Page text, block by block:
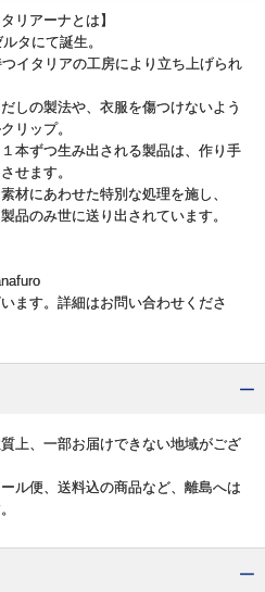
リアーナとは】
タにて誕生。
イタリアの工房により立ち上げられ
しの製法や、衣服を傷つけないよう
リップ。
本ずつ生み出される製品は、作り手
せます。
材にあわせた特別な処理を施し、
品のみ世に送り出されています。
ます。詳細はお問い合わせくださ
上、一部お届けできない地域がござ
ル便、送料込の商品など、離島へは